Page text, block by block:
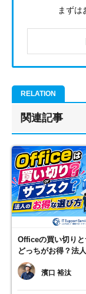
まずは
関連記事
Officeの買い切り
どっちがお得？法
濱口 裕汰